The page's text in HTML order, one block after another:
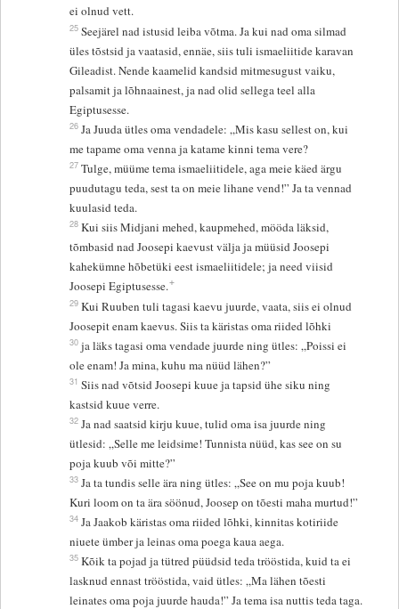
ei olnud vett.
25 Seejärel nad istusid leiba võtma. Ja kui nad oma silmad
üles tõstsid ja vaatasid, ennäe, siis tuli ismaeliitide karavan
Gileadist. Nende kaamelid kandsid mitmesugust vaiku,
palsamit ja lõhnaainest, ja nad olid sellega teel alla
Egiptusesse.
26 Ja Juuda ütles oma vendadele: „Mis kasu sellest on, kui
me tapame oma venna ja katame kinni tema vere?
27 Tulge, müüme tema ismaeliitidele, aga meie käed ärgu
puudutagu teda, sest ta on meie lihane vend!” Ja ta vennad
kuulasid teda.
28 Kui siis Midjani mehed, kaupmehed, mööda läksid,
tõmbasid nad Joosepi kaevust välja ja müüsid Joosepi
kahekümne hõbetüki eest ismaeliitidele; ja need viisid
Joosepi Egiptusesse.+
29 Kui Ruuben tuli tagasi kaevu juurde, vaata, siis ei olnud
Joosepit enam kaevus. Siis ta käristas oma riided lõhki
30 ja läks tagasi oma vendade juurde ning ütles: „Poissi ei
ole enam! Ja mina, kuhu ma nüüd lähen?”
31 Siis nad võtsid Joosepi kuue ja tapsid ühe siku ning
kastsid kuue verre.
32 Ja nad saatsid kirju kuue, tulid oma isa juurde ning
ütlesid: „Selle me leidsime! Tunnista nüüd, kas see on su
poja kuub või mitte?”
33 Ja ta tundis selle ära ning ütles: „See on mu poja kuub!
Kuri loom on ta ära söönud, Joosep on tõesti maha murtud!”
34 Ja Jaakob käristas oma riided lõhki, kinnitas kotiriide
niuete ümber ja leinas oma poega kaua aega.
35 Kõik ta pojad ja tütred püüdsid teda trööstida, kuid ta ei
lasknud ennast trööstida, vaid ütles: „Ma lähen tõesti
leinates oma poja juurde hauda!” Ja tema isa nuttis teda taga.